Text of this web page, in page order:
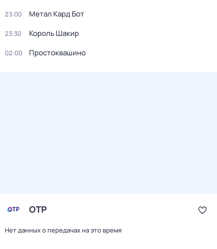
23:00 Метал Кард Бот
23:30 Король Шакир
02:00 Простоквашино
ОТР
Нет данных о передачах на это время